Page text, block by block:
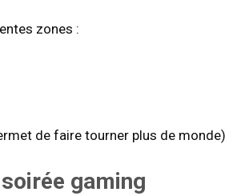
zones :
de faire tourner plus de monde)
gaming